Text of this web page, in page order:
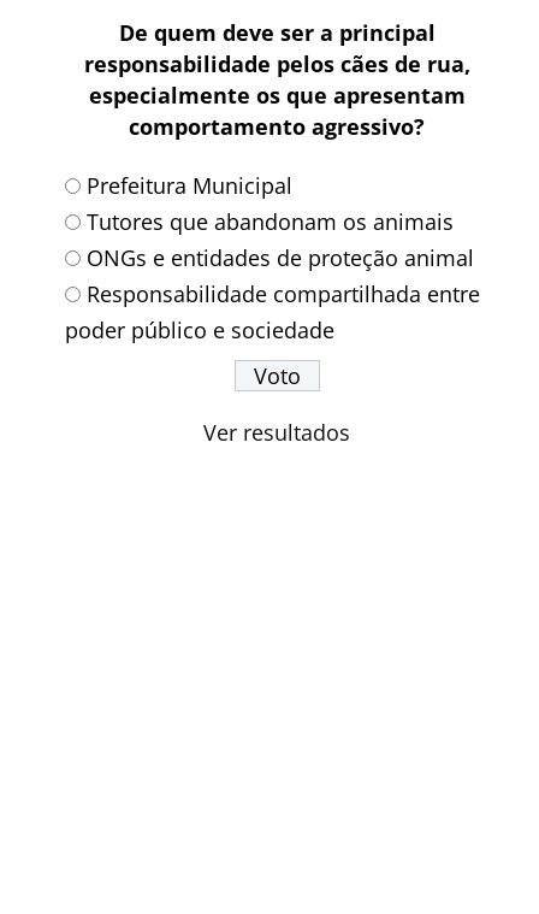
De quem deve ser a principal
responsabilidade pelos cães de rua,
especialmente os que apresentam
comportamento agressivo?
Prefeitura Municipal
Tutores que abandonam os animais
ONGs e entidades de proteção animal
Responsabilidade compartilhada entre
poder público e sociedade
Ver resultados